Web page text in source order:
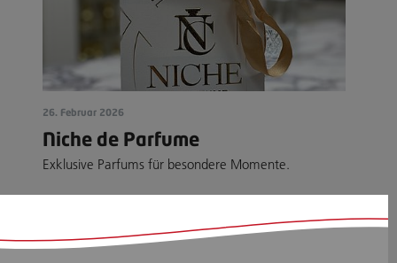
26. Februar 2026
Niche de Parfume
Exklusive Parfums für besondere Momente.